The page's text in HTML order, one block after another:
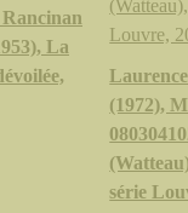
La
(1972),
série